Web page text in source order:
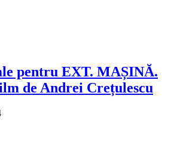
pentru EXT. MAȘINĂ.
de Andrei Crețulescu